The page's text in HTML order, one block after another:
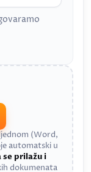
(Word,
automatski u
prilažu i
dokumenata